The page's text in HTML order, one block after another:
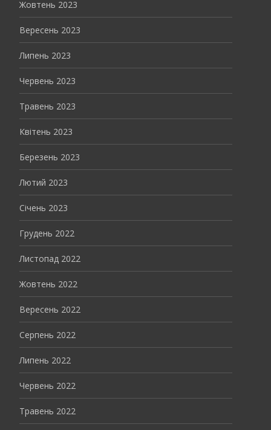
Жовтень 2023
Вересень 2023
Липень 2023
Червень 2023
Травень 2023
Квітень 2023
Березень 2023
Лютий 2023
Січень 2023
Грудень 2022
Листопад 2022
Жовтень 2022
Вересень 2022
Серпень 2022
Липень 2022
Червень 2022
Травень 2022